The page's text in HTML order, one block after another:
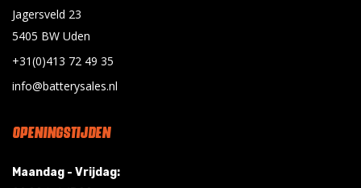
Jagersveld 23
5405 BW Uden
+31(0)413 72 49 35
info@batterysales.nl
OPENINGSTIJDEN
Maandag - Vrijdag: